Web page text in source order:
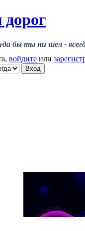
дорог
бы ты ни шел -
войдите или